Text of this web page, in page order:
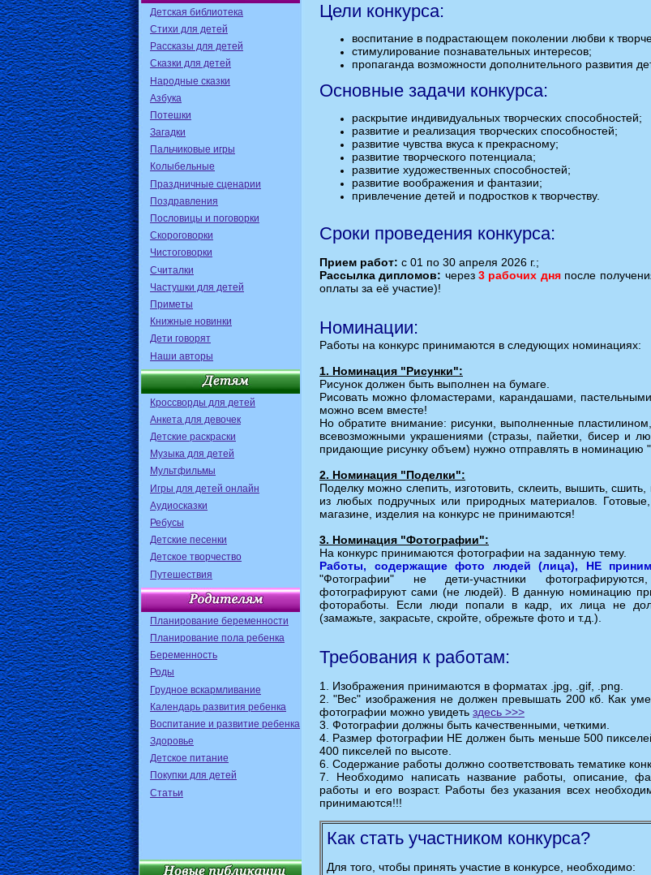
Детская библиотека
Стихи для детей
Рассказы для детей
Сказки для детей
Народные сказки
Азбука
Потешки
Загадки
Пальчиковые игры
Колыбельные
Праздничные сценарии
Поздравления
Пословицы и поговорки
Скороговорки
Чистоговорки
Считалки
Частушки для детей
Приметы
Книжные новинки
Дети говорят
Наши авторы
Кроссворды для детей
Анкета для девочек
Детские раскраски
Музыка для детей
Мультфильмы
Игры для детей онлайн
Аудиосказки
Ребусы
Детские песенки
Детское творчество
Путешествия
Планирование беременности
Планирование пола ребенка
Беременность
Роды
Грудное вскармливание
Календарь развития ребенка
Воспитание и развитие ребенка
Здоровье
Детское питание
Покупки для детей
Статьи
Цели конкурса:
воспитание в подрастающем поколении любви к
стимулирование познавательных интересов;
пропаганда возможности дополнительного развития
Основные задачи конкурса:
раскрытие индивидуальных творческих способностей;
развитие и реализация творческих способностей;
развитие чувства вкуса к прекрасному;
развитие творческого потенциала;
развитие художественных способностей;
развитие воображения и фантазии;
привлечение детей и подростков к творчеству.
Сроки проведения конкурса:
Прием работ: с 01 по 30 апреля 2026 г.;
Рассылка дипломов: через3 рабочих дняпосле
оплаты за её участие)!
Номинации:
Работы на конкурс принимаются в следующих номинациях:
1. Номинация "Рисунки":
Рисунок должен быть выполнен на бумаге.
Рисовать можно фломастерами, карандашами,
можно всем вместе!
Но обратите внимание: рисунки, выполненные
всевозможными украшениями (стразы, пайетки, бисер и
придающие рисунку объем) нужно отправлять в номинацию
2. Номинация "Поделки":
Поделку можно слепить, изготовить, склеить, вышить, сшить,
из любых подручных или природных материалов.
магазине, изделия на конкурс не принимаются!
3. Номинация "Фотографии":
На конкурс принимаются фотографии на заданную тему.
Работы, содержащие фото людей (лица), НЕ
"Фотографии" не дети-участники
фотографируют сами (не людей). В данную номинацию
фотоработы. Если люди попали в кадр, их лица не
(замажьте, закрасьте, скройте, обрежьте фото и т.д.).
Требования к работам:
1. Изображения принимаются в форматах .jpg, .gif, .png.
2. "Вес" изображения не должен превышать 200 кб. Как
фотографии можно увидеть здесь >>>
3. Фотографии должны быть качественными, четкими.
4. Размер фотографии НЕ должен быть меньше 500
400 пикселей по высоте.
6. Содержание работы должно соответствовать тематике
7. Необходимо написать название работы, описание,
работы и его возраст. Работы без указания всех
принимаются!!!
Как стать участником конкурса?
Для того, чтобы принять участие в конкурсе, необходимо: